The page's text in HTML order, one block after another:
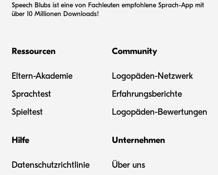
Speech Blubs ist eine von Fachleuten empfohlene Sprach-App mit
über 10 Millionen Downloads!
Ressourcen
Eltern-Akademie
Sprachtest
Spieltest
Community
Logopäden-Netzwerk
Erfahrungsberichte
Logopäden-Bewertungen
Hilfe
Datenschutzrichtlinie
Unternehmen
Über uns